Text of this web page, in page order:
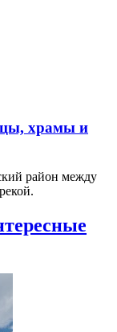
храмы и
район между